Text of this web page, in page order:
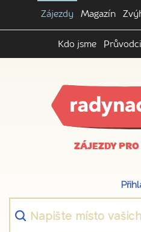
Zájezdy Magazín
Kdo jsme Průvodci
ZÁJEZDY